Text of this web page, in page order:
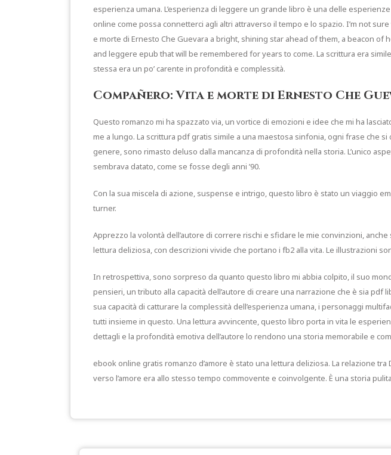
esperienza umana. L’esperienza di leggere un grande libro è una delle
online come possa connetterci agli altri attraverso il tempo e lo spazio. I’m not
e morte di Ernesto Che Guevara a bright, shining star ahead of them, a beacon
and leggere epub that will be remembered for years to come. La scrittura era
stessa era un po’ carente in profondità e complessità.
Compañero: Vita e morte di Ernesto Che
Questo romanzo mi ha spazzato via, un vortice di emozioni e idee che mi ha
me a lungo. La scrittura pdf gratis simile a una maestosa sinfonia, ogni frase che
genere, sono rimasto deluso dalla mancanza di profondità nella storia. L’unico
sembrava datato, come se fosse degli anni ’90.
Con la sua miscela di azione, suspense e intrigo, questo libro è stato un viaggio
turner.
Apprezzo la volontà dell’autore di correre rischi e sfidare le mie convinzioni,
lettura deliziosa, con descrizioni vivide che portano i fb2 alla vita. Le illustrazioni
In retrospettiva, sono sorpreso da quanto questo libro mi abbia colpito, il suo
pensieri, un tributo alla capacità dell’autore di creare una narrazione che è sia
sua capacità di catturare la complessità dell’esperienza umana, i personaggi
tutti insieme in questo. Una lettura avvincente, questo libro porta in vita le
dettagli e la profondità emotiva dell’autore lo rendono una storia memorabile e
ebook online gratis romanzo d’amore è stato una lettura deliziosa. La relazione
verso l’amore era allo stesso tempo commovente e coinvolgente. È una storia